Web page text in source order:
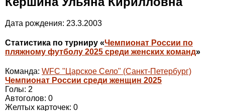
Дата рождения: 23.3.2003
Статистика по турниру «Чемпионат России по
пляжному футболу 2025 среди женских команд»
Команда: WFC "Царское Село" (Санкт-Петербург)
Чемпионат России среди женщин 2025
Голы: 2
Автоголов: 0
Желтых карточек: 0